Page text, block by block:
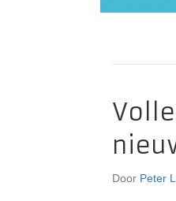
Door Peter